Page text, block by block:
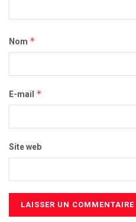
Nom *
E-mail *
Site web